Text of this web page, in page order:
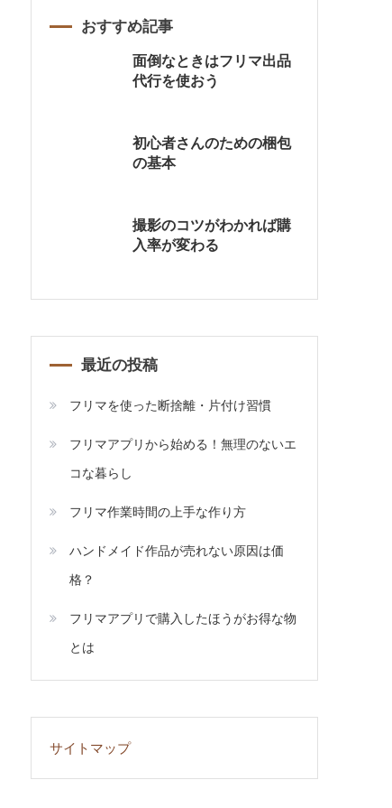
おすすめ記事
面倒なときはフリマ出品
代行を使おう
初心者さんのための梱包
の基本
撮影のコツがわかれば購
入率が変わる
最近の投稿
フリマを使った断捨離・片付け習慣
フリマアプリから始める！無理のないエ
コな暮らし
フリマ作業時間の上手な作り方
ハンドメイド作品が売れない原因は価
格？
フリマアプリで購入したほうがお得な物
とは
サイトマップ